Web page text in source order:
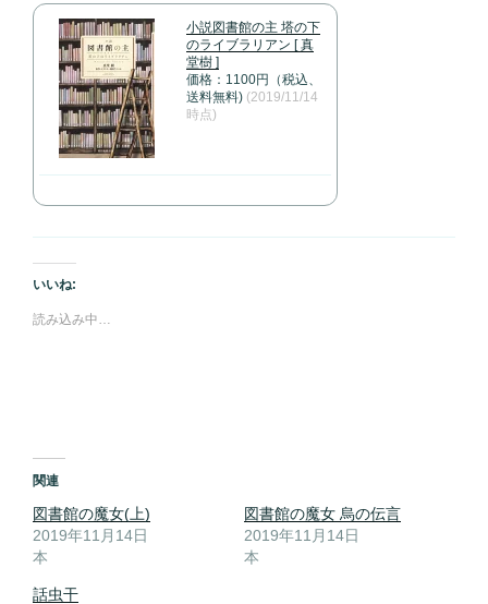
小説図書館の主 塔の下
のライブラリアン [ 真
堂樹 ]
価格：1100円（税込、
送料無料) (2019/11/14
時点)
いいね:
読み込み中…
関連
図書館の魔女(上)
2019年11月14日
本
図書館の魔女 烏の伝言
2019年11月14日
本
話虫干